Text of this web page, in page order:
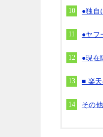
●独自
●ヤフ
●現在
■ 楽
その